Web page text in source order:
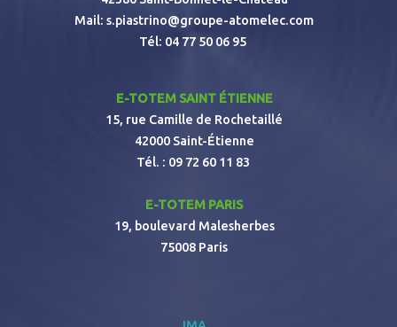
Mail: s.piastrino@groupe-atomelec.com
Tél: 04 77 50 06 95
E-TOTEM SAINT ÉTIENNE
15, rue Camille de Rochetaillé
42000 Saint-Étienne
Tél. : 09 72 60 11 83
E-TOTEM PARIS
19, boulevard Malesherbes
75008 Paris